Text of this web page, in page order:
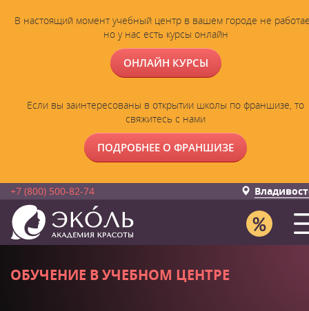
В настоящий момент учебный центр в вашем городе не
но у нас есть курсы онлайн
ОНЛАЙН КУРСЫ
Если вы заинтересованы в открытии школы по франшизе, то
свяжитесь с нами
ПОДРОБНЕЕ О ФРАНШИЗЕ
+7 (800) 500-82-74
ОБУЧЕНИЕ В УЧЕБНОМ ЦЕНТРЕ